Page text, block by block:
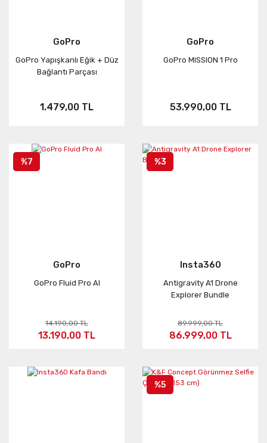
GoPro
GoPro Yapışkanlı Eğik + Düz
Bağlantı Parçası
1.479,00 TL
GoPro
GoPro MISSION 1 Pro
53.990,00 TL
%7
GoPro
GoPro Fluid Pro AI
14.190,00 TL
13.190,00 TL
%3
Insta360
Antigravity A1 Drone
Explorer Bundle
89.999,00 TL
86.999,00 TL
%5